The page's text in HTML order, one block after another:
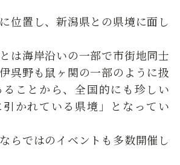
位置し、新潟県との県境に面し
は海岸沿いの一部で市街地同士
呉野も鼠ヶ関の一部のように扱
ことから、全国的にも珍しい
引かれている県境」となってい
らではのイベントも多数開催し